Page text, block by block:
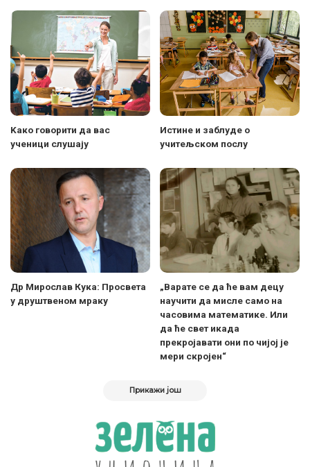
Kако говорити да вас
ученици слушају
Истине и заблуде о
учитељском послу
Др Мирослав Кука: Просвета
у друштвеном мраку
„Варате се да ће вам децу
научити да мисле само на
часовима математике. Или
да ће свет икада
прекројавати они по чијој је
мери скројен“
Прикажи још